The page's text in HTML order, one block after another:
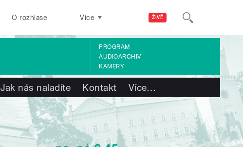
ŽIVĚ
O rozhlase Více
PROGRAM
AUDIOARCHIV
KAMERY
Jak nás naladíte Kontakt Více…